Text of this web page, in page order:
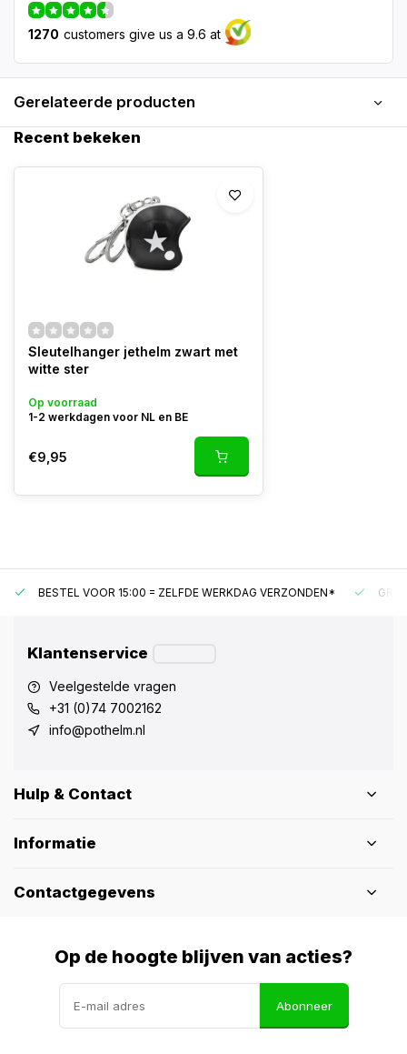
1270 customers give us a 9.6 at
Gerelateerde producten
Recent bekeken
Sleutelhanger jethelm zwart met
witte ster
Op voorraad
1-2 werkdagen voor NL en BE
€9,95
BESTEL VOOR 15:00 = ZELFDE WERKDAG VERZONDEN*
Klantenservice
Veelgestelde vragen
+31 (0)74 7002162
info@pothelm.nl
Hulp & Contact
Informatie
Contactgegevens
Op de hoogte blijven van acties?
Abonneer